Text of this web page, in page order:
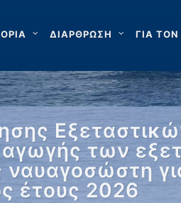
ΔΙΑΡΘΡΩΣΗ ΓΙΑ
των
έτους 2026